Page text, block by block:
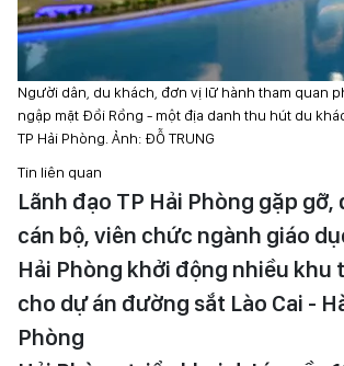
Người dân, du khách, đơn vị lữ hành tham quan
ngập mặt Đồi Rồng - một địa danh thu hút du
TP Hải Phòng. Ảnh: ĐỖ TRUNG
Tin liên quan
Lãnh đạo TP Hải Phòng gặp
cán bộ, viên chức ngành giáo
Hải Phòng khởi động nhiều khu
cho dự án đường sắt Lào Cai -
Phòng